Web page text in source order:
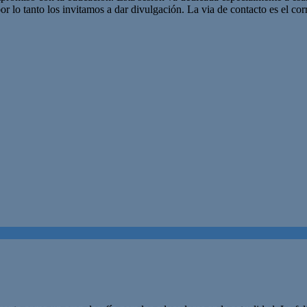
lo tanto los invitamos a dar divulgación. La via de contacto es el